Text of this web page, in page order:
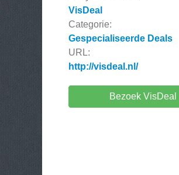
VisDeal
Categorie:
Gespecialiseerde Deals
URL:
http://visdeal.nl/
Bezoek VisDeal